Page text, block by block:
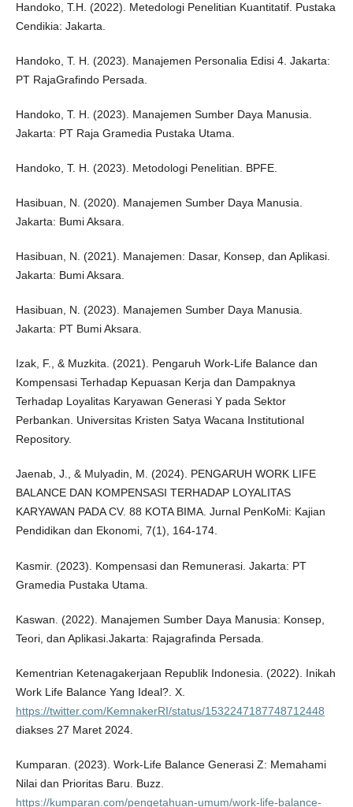
Handoko, T.H. (2022). Metedologi Penelitian Kuantitatif. Pustaka
Cendikia: Jakarta.
Handoko, T. H. (2023). Manajemen Personalia Edisi 4. Jakarta:
PT RajaGrafindo Persada.
Handoko, T. H. (2023). Manajemen Sumber Daya Manusia.
Jakarta: PT Raja Gramedia Pustaka Utama.
Handoko, T. H. (2023). Metodologi Penelitian. BPFE.
Hasibuan, N. (2020). Manajemen Sumber Daya Manusia.
Jakarta: Bumi Aksara.
Hasibuan, N. (2021). Manajemen: Dasar, Konsep, dan Aplikasi.
Jakarta: Bumi Aksara.
Hasibuan, N. (2023). Manajemen Sumber Daya Manusia.
Jakarta: PT Bumi Aksara.
Izak, F., & Muzkita. (2021). Pengaruh Work-Life Balance dan
Kompensasi Terhadap Kepuasan Kerja dan Dampaknya
Terhadap Loyalitas Karyawan Generasi Y pada Sektor
Perbankan. Universitas Kristen Satya Wacana Institutional
Repository.
Jaenab, J., & Mulyadin, M. (2024). PENGARUH WORK LIFE
BALANCE DAN KOMPENSASI TERHADAP LOYALITAS
KARYAWAN PADA CV. 88 KOTA BIMA. Jurnal PenKoMi: Kajian
Pendidikan dan Ekonomi, 7(1), 164-174.
Kasmir. (2023). Kompensasi dan Remunerasi. Jakarta: PT
Gramedia Pustaka Utama.
Kaswan. (2022). Manajemen Sumber Daya Manusia: Konsep,
Teori, dan Aplikasi.Jakarta: Rajagrafinda Persada.
Kementrian Ketenagakerjaan Republik Indonesia. (2022). Inikah
Work Life Balance Yang Ideal?. X.
https://twitter.com/KemnakerRI/status/1532247187748712448
diakses 27 Maret 2024.
Kumparan. (2023). Work-Life Balance Generasi Z: Memahami
Nilai dan Prioritas Baru. Buzz.
https://kumparan.com/pengetahuan-umum/work-life-balance-